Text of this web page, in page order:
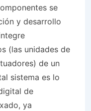
se
y desarrollo
(las unidades de
de un
sistema es lo
de
ya